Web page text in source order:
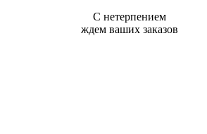
С нетерпением
ждем ваших заказов